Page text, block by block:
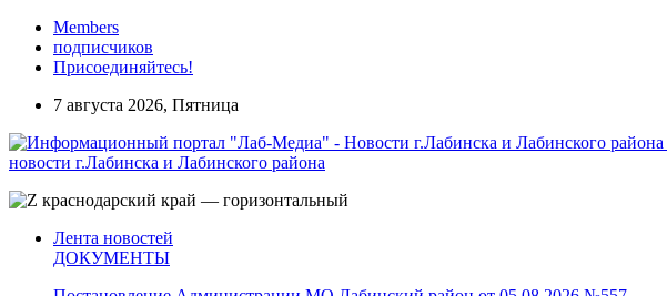
Members
подписчиков
Присоединяйтесь!
7 августа 2026, Пятница
новости г.Лабинска и Лабинского района
Лента новостей
ДОКУМЕНТЫ